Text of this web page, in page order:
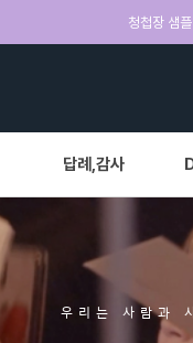
청첩장 샘
답례,감사
우리는 사람과